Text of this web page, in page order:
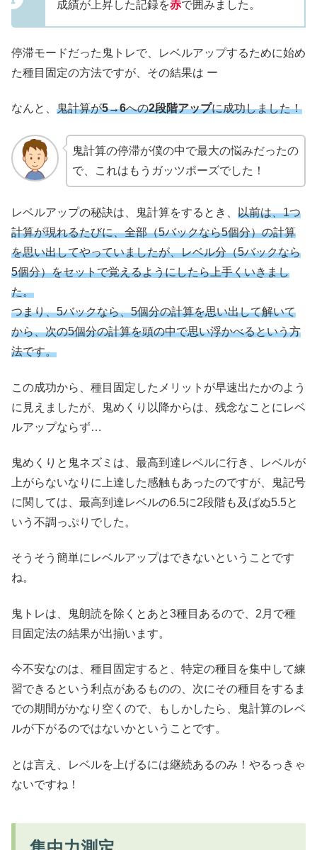
成績が上昇した記録を赤で囲みました。
停滞モードだった鬼トレで、レベルアップするために始め
た種目固定の方法ですが、その結果は ー
なんと、 鬼計算が5→6への2段階アップに成功しました！
鬼計算の停滞が僕の中で最大の悩みだったの
で、これはもうガッツポーズでした！
レベルアップの秘訣は、鬼計算をするとき、 以前は、1つ
計算が現れるたびに、全部（5バックなら5個分）の計算
を思い出してやっていましたが、レベル分（5バックなら
5個分）をセットで覚えるようにしたら上手くいきまし
た。
つまり、5バックなら、5個分の計算を思い出して解いて
から、次の5個分の計算を頭の中で思い浮かべるという方
法です。
この成功から、種目固定したメリットが早速出たかのよう
に見えましたが、鬼めくり以降からは、残念なことにレベ
ルアップならず…
鬼めくりと鬼ネズミは、最高到達レベルに行き、レベルが
上がらないなりに上達した感触もあったのですが、鬼記号
に関しては、最高到達レベルの6.5に2段階も及ばぬ5.5と
いう不調っぷりでした。
そうそう簡単にレベルアップはできないということです
ね。
鬼トレは、鬼朗読を除くとあと3種目あるので、2月で種
目固定法の結果が出揃います。
今不安なのは、種目固定すると、特定の種目を集中して練
習できるという利点があるものの、次にその種目をするま
での期間がかなり空くので、もしかしたら、鬼計算のレベ
ルが下がるのではないかということです。
とは言え、レベルを上げるには継続あるのみ！やるっきゃ
ないですね！